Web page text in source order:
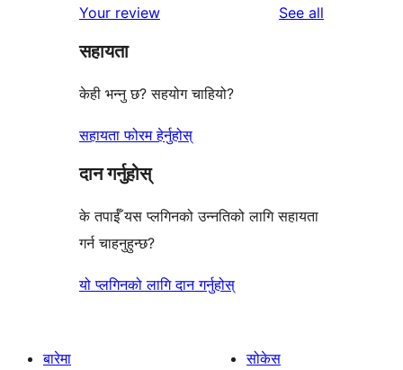
समीक्षाहरू
तारा
समीक्षाहरू
Your review See all
सहायता
केही भन्नु छ? सहयोग चाहियो?
सहायता फोरम हेर्नुहोस्
दान गर्नुहोस्
के तपाईँ यस प्लगिनको उन्नतिको लागि सहायता
गर्न चाहनुहुन्छ?
यो प्लगिनको लागि दान गर्नुहोस्
बारेमा
सोकेस